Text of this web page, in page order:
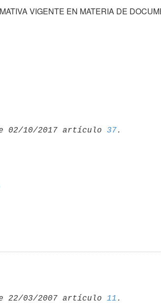
VIGENTE EN MATERIA DE
02/10/2017 artículo 37
22/03/2007 artículo 11